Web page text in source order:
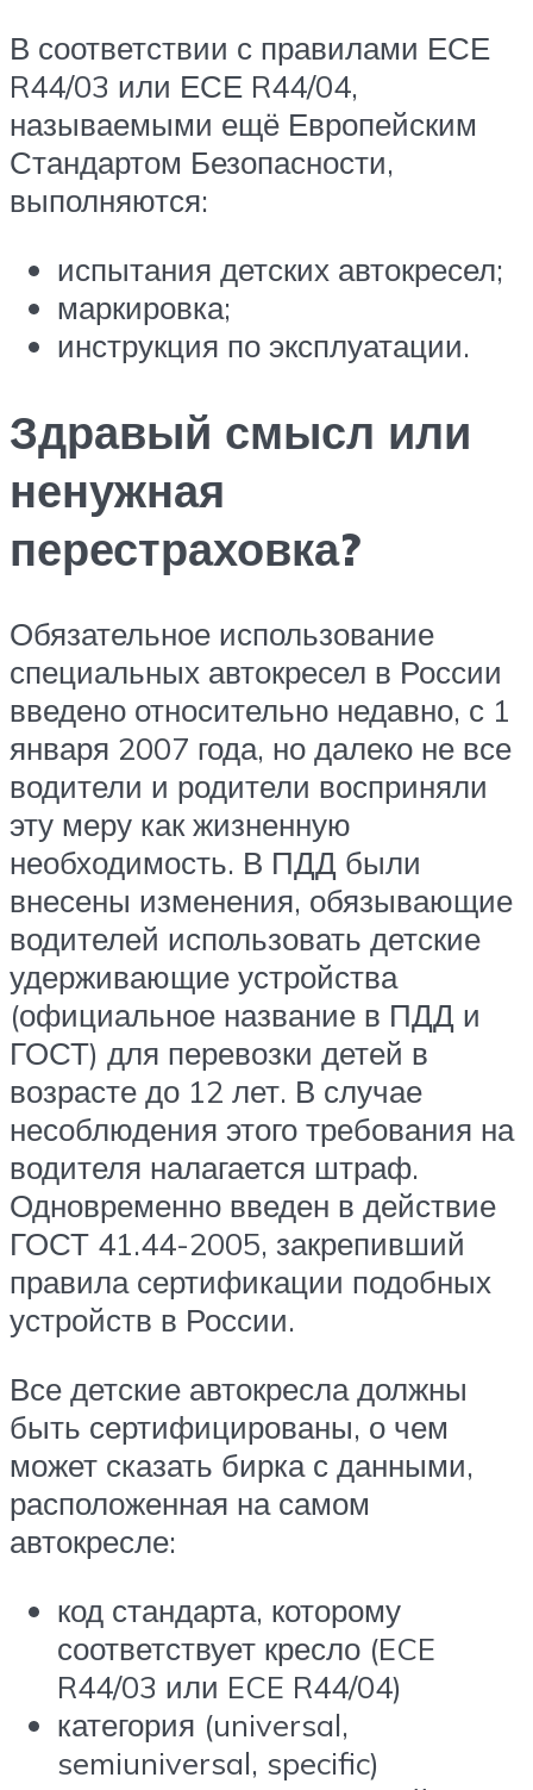
В соответствии с правилами ЕСЕ
R44/03 или ЕСЕ R44/04,
называемыми ещё Европейским
Стандартом Безопасности,
выполняются:
испытания детских автокресел;
маркировка;
инструкция по эксплуатации.
Здравый смысл или
ненужная
перестраховка?
Обязательное использование
специальных автокресел в России
введено относительно недавно, с 1
января 2007 года, но далеко не все
водители и родители восприняли
эту меру как жизненную
необходимость. В ПДД были
внесены изменения, обязывающие
водителей использовать детские
удерживающие устройства
(официальное название в ПДД и
ГОСТ) для перевозки детей в
возрасте до 12 лет. В случае
несоблюдения этого требования на
водителя налагается штраф.
Одновременно введен в действие
ГОСТ 41.44-2005, закрепивший
правила сертификации подобных
устройств в России.
Все детские автокресла должны
быть сертифицированы, о чем
может сказать бирка с данными,
расположенная на самом
автокресле:
код стандарта, которому
соответствует кресло (ECE
R44/03 или ECE R44/04)
категория (universal,
semiuniversal, specific)